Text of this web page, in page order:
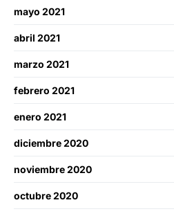
mayo 2021
abril 2021
marzo 2021
febrero 2021
enero 2021
diciembre 2020
noviembre 2020
octubre 2020